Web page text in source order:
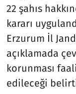
22 şahıs
kararı
Erzurum İl
açıklamada
korunması
edileceği